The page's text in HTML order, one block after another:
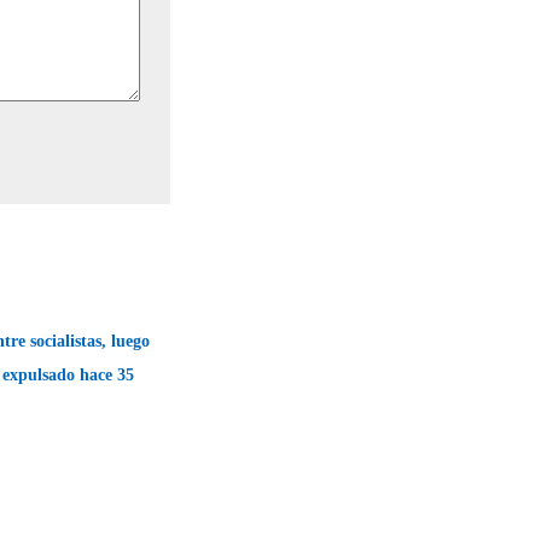
socialistas, luego
hace 35